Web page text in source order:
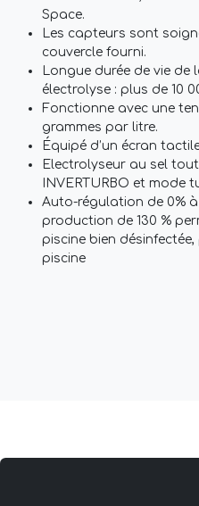
Space.
Les capteurs sont
couvercle fourni.
Longue durée de vie de
électrolyse : plus de 10
Fonctionne avec une
grammes par litre.
Équipé d’un écran
Electrolyseur au sel
INVERTURBO et mode
Auto-régulation de 0%
production de 130 %
piscine bien
piscine